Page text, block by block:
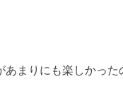
あまりにも楽しかった